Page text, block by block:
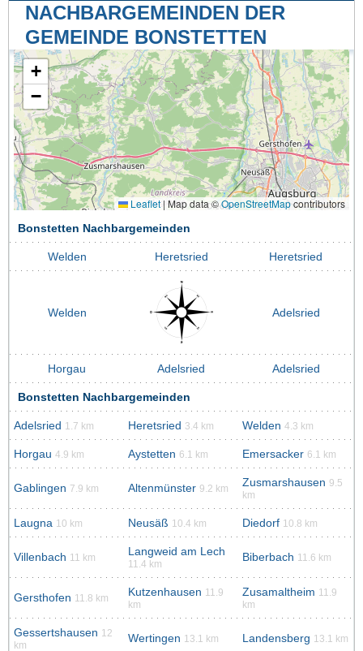
NACHBARGEMEINDEN DER
GEMEINDE BONSTETTEN
+
−
Leaflet| Map data ©OpenStreetMapcontributors
Bonstetten Nachbargemeinden
Welden Heretsried Heretsried
Welden Adelsried
Horgau Adelsried Adelsried
Bonstetten Nachbargemeinden
Adelsried 1.7 km Heretsried 3.4 km Welden 4.3 km
Horgau 4.9 km Aystetten 6.1 km Emersacker 6.1 km
Gablingen 7.9 km Altenmünster 9.2 km Zusmarshausen 9.5
km
Laugna 10 km Neusäß 10.4 km Diedorf 10.8 km
Villenbach 11 km Langweid am Lech
11.4 km
Biberbach 11.6 km
Gersthofen 11.8 km Kutzenhausen 11.9
km
Zusamaltheim 11.9
km
Gessertshausen 12
km
Wertingen 13.1 km Landensberg 13.1 km